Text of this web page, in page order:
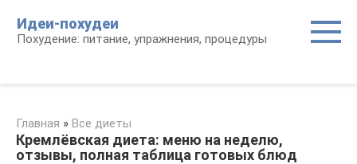
контенту
Идеи-похудеи
Похудение: питание, упражнения, процедуры
Главная » Все диеты
Кремлёвская диета: меню на неделю,
отзывы, полная таблица готовых блюд